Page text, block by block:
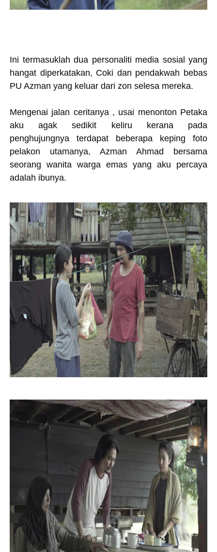
Ini termasuklah dua personaliti media sosial yang
hangat diperkatakan, Coki dan pendakwah bebas
PU Azman yang keluar dari zon selesa mereka.
Mengenai jalan ceritanya , usai menonton Petaka
aku agak sedikit keliru kerana pada
penghujungnya terdapat beberapa keping foto
pelakon utamanya, Azman Ahmad bersama
seorang wanita warga emas yang aku percaya
adalah ibunya.